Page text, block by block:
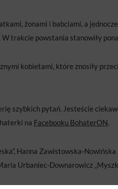
żonami i babciami, a
trakcie powstania stanowiły
kobietami, które znosiły
szybkich pytań. Jesteście
na Facebooku BohaterON.
Hanna Zawistowska-
Urbaniec-Downarowicz